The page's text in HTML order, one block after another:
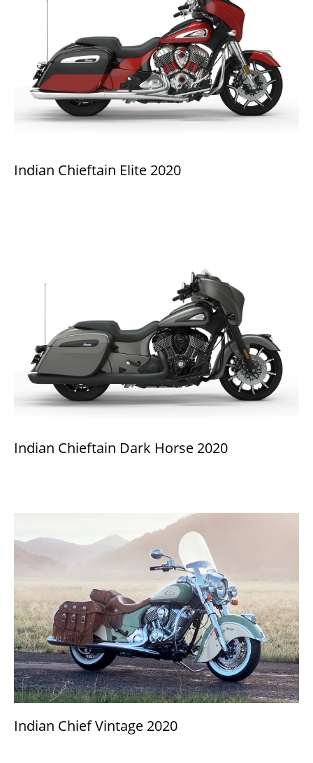
Indian Chieftain Elite 2020
Indian Chieftain Dark Horse 2020
Indian Chief Vintage 2020